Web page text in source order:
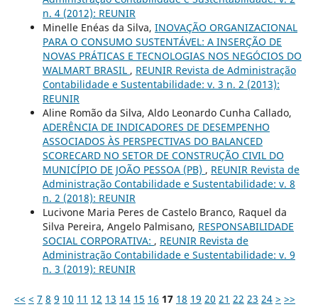
n. 4 (2012): REUNIR
Minelle Enéas da Silva, INOVAÇÃO ORGANIZACIONAL
PARA O CONSUMO SUSTENTÁVEL: A INSERÇÃO DE
NOVAS PRÁTICAS E TECNOLOGIAS NOS NEGÓCIOS DO
WALMART BRASIL , REUNIR Revista de Administração
Contabilidade e Sustentabilidade: v. 3 n. 2 (2013):
REUNIR
Aline Romão da Silva, Aldo Leonardo Cunha Callado,
ADERÊNCIA DE INDICADORES DE DESEMPENHO
ASSOCIADOS ÀS PERSPECTIVAS DO BALANCED
SCORECARD NO SETOR DE CONSTRUÇÃO CIVIL DO
MUNICÍPIO DE JOÃO PESSOA (PB) , REUNIR Revista de
Administração Contabilidade e Sustentabilidade: v. 8
n. 2 (2018): REUNIR
Lucivone Maria Peres de Castelo Branco, Raquel da
Silva Pereira, Angelo Palmisano, RESPONSABILIDADE
SOCIAL CORPORATIVA: , REUNIR Revista de
Administração Contabilidade e Sustentabilidade: v. 9
n. 3 (2019): REUNIR
<< < 7 8 9 10 11 12 13 14 15 16 17 18 19 20 21 22 23 24 > >>